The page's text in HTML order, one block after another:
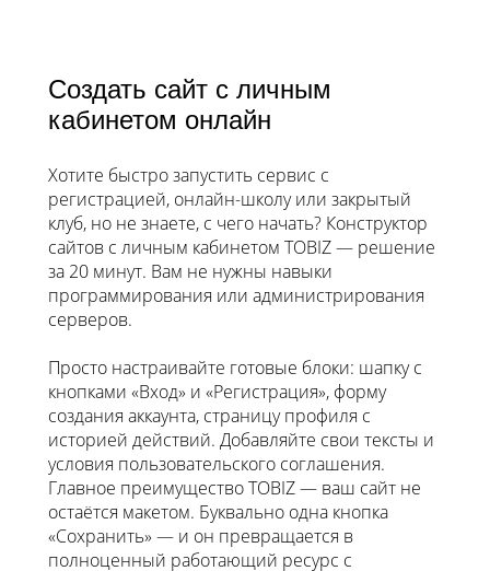
Создать сайт с личным
кабинетом онлайн
Хотите быстро запустить сервис с
регистрацией, онлайн-школу или закрытый
клуб, но не знаете, с чего начать? Конструктор
сайтов с личным кабинетом TOBIZ — решение
за 20 минут. Вам не нужны навыки
программирования или администрирования
серверов.
Просто настраивайте готовые блоки: шапку с
кнопками «Вход» и «Регистрация», форму
создания аккаунта, страницу профиля с
историей действий. Добавляйте свои тексты и
условия пользовательского соглашения.
Главное преимущество TOBIZ — ваш сайт не
остаётся макетом. Буквально одна кнопка
«Сохранить» — и он превращается в
полноценный работающий ресурс с